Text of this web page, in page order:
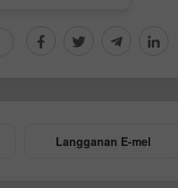
Langganan E-mel